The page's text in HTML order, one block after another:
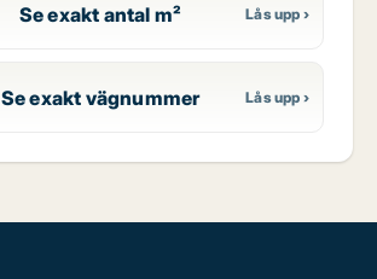
Se exakt antal m²
Se exakt vägnummer